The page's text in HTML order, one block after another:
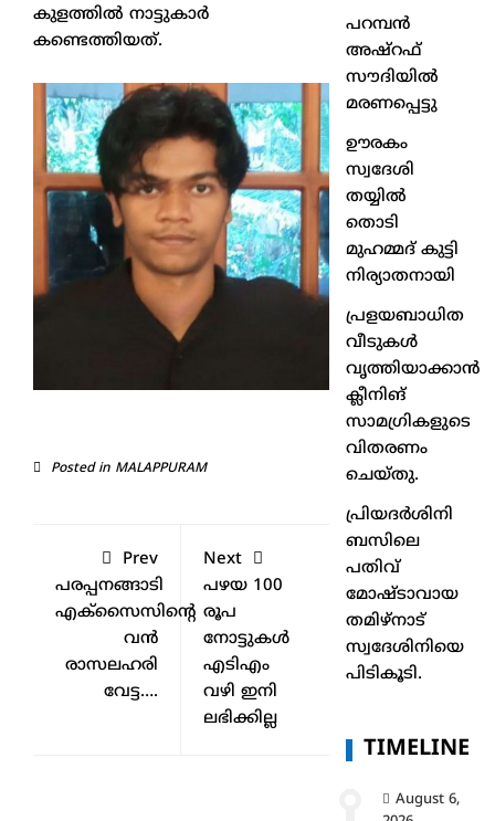
കുളത്തിൽ നാട്ടുകാർ
കണ്ടെത്തിയത്.
Posted in MALAPPURAM
Prev
പരപ്പനങ്ങാടി
എക്‌സൈസിന്റെ
വന്‍
രാസലഹരി
വേട്ട….
Next
പഴയ 100
രൂപ
നോട്ടുകൾ
എടിഎം
വഴി ഇനി
ലഭിക്കില്ല
പറമ്പൻ
അഷ്‌റഫ്
സൗദിയിൽ
മരണപ്പെട്ടു
ഊരകം
സ്വദേശി
തയ്യിൽ
തൊടി
മുഹമ്മദ് കുട്ടി
നിര്യാതനായി
പ്രളയബാധിത
വീടുകൾ
വൃത്തിയാക്കാൻ
ക്ലീനിങ്
സാമഗ്രികളുടെ
വിതരണം
ചെയ്തു.
പ്രിയദർശിനി
ബസിലെ
പതിവ്
മോഷ്ടാവായ
തമിഴ്നാട്
സ്വദേശിനിയെ
പിടികൂടി.
TIMELINE
August 6,